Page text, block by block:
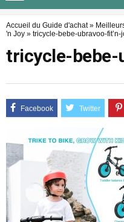
Accueil du Guide d'achat»
'n Joy » tricycle-bebe-ubravoo-fit’n-
tricycle-bebe-